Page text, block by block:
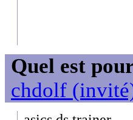
Quel est
chdolf